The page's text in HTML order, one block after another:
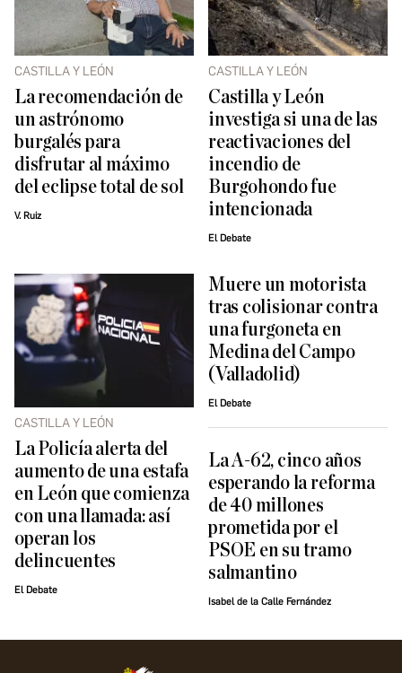
CASTILLA Y LEÓN
La recomendación de
un astrónomo
burgalés para
disfrutar al máximo
del eclipse total de sol
V. Ruiz
CASTILLA Y LEÓN
Castilla y León
investiga si una de las
reactivaciones del
incendio de
Burgohondo fue
intencionada
El Debate
CASTILLA Y LEÓN
La Policía alerta del
aumento de una estafa
en León que comienza
con una llamada: así
operan los
delincuentes
El Debate
Muere un motorista
tras colisionar contra
una furgoneta en
Medina del Campo
(Valladolid)
El Debate
La A-62, cinco años
esperando la reforma
de 40 millones
prometida por el
PSOE en su tramo
salmantino
Isabel de la Calle Fernández